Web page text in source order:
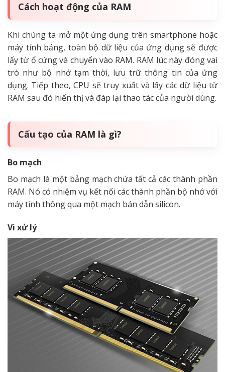
Cách hoạt động của RAM
Khi chúng ta mở một ứng dụng trên smartphone hoặc
máy tính bảng, toàn bộ dữ liệu của ứng dụng sẽ được
lấy từ ổ cứng và chuyển vào RAM. RAM lúc này đóng vai
trò như bộ nhớ tạm thời, lưu trữ thông tin của ứng
dụng. Tiếp theo, CPU sẽ truy xuất và lấy các dữ liệu từ
RAM sau đó hiển thị và đáp lại thao tác của người dùng.
Cấu tạo của RAM là gì?
Bo mạch
Bo mạch là một bảng mạch chứa tất cả các thành phần
RAM. Nó có nhiệm vụ kết nối các thành phần bộ nhớ với
máy tính thông qua một mạch bán dẫn silicon.
Vi xử lý